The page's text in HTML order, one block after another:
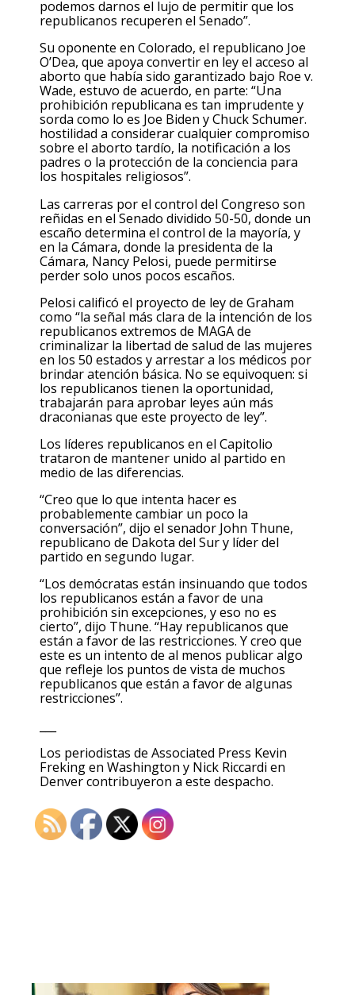
podemos darnos el lujo de permitir que los
republicanos recuperen el Senado”.
Su oponente en Colorado, el republicano Joe
O’Dea, que apoya convertir en ley el acceso al
aborto que había sido garantizado bajo Roe v.
Wade, estuvo de acuerdo, en parte: “Una
prohibición republicana es tan imprudente y
sorda como lo es Joe Biden y Chuck Schumer.
hostilidad a considerar cualquier compromiso
sobre el aborto tardío, la notificación a los
padres o la protección de la conciencia para
los hospitales religiosos”.
Las carreras por el control del Congreso son
reñidas en el Senado dividido 50-50, donde un
escaño determina el control de la mayoría, y
en la Cámara, donde la presidenta de la
Cámara, Nancy Pelosi, puede permitirse
perder solo unos pocos escaños.
Pelosi calificó el proyecto de ley de Graham
como “la señal más clara de la intención de los
republicanos extremos de MAGA de
criminalizar la libertad de salud de las mujeres
en los 50 estados y arrestar a los médicos por
brindar atención básica. No se equivoquen: si
los republicanos tienen la oportunidad,
trabajarán para aprobar leyes aún más
draconianas que este proyecto de ley”.
Los líderes republicanos en el Capitolio
trataron de mantener unido al partido en
medio de las diferencias.
“Creo que lo que intenta hacer es
probablemente cambiar un poco la
conversación”, dijo el senador John Thune,
republicano de Dakota del Sur y líder del
partido en segundo lugar.
“Los demócratas están insinuando que todos
los republicanos están a favor de una
prohibición sin excepciones, y eso no es
cierto”, dijo Thune. “Hay republicanos que
están a favor de las restricciones. Y creo que
este es un intento de al menos publicar algo
que refleje los puntos de vista de muchos
republicanos que están a favor de algunas
restricciones”.
Los periodistas de Associated Press Kevin
Freking en Washington y Nick Riccardi en
Denver contribuyeron a este despacho.